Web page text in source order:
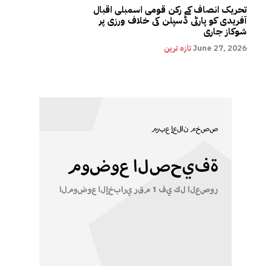
تحریک انصاف کے رکن قومی اسمبلی اقبال
آفریدی کو پارٹی ڈسپلن کی خلاف ورزی پر
شوکاز جاری
تازہ ترینJune 27, 2026